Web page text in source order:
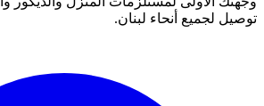
توصيل لجميع أنحاء لبنان.